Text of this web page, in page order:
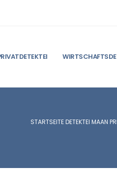
STARTSEITE DETEKTEI MAAN